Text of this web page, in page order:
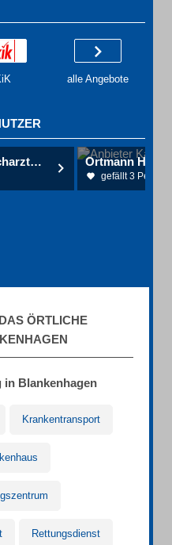
alle Angebote
Pavlovsky Frank Dr. Facharzt für Haut- und Geschlechtskrankheiten Allergologie
gefällt 3
ÖRTLICHE
in Blankenhagen
Krankentransport
Rettungsdienst